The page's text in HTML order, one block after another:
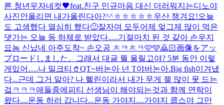
른 청년 우자네컷🖤feat.친구 민규마음 대신 더러워지는디노야
사진안올리면 내가올린다아?^^ㅎㅎㅎㅎㅎ우산 챙겨요!오늘
도 고생했다 열심히 했다🙂잘자여 모두어제 엊그제 많이 먹은
댓가는 오늘 등 하체로 받았다.....기절마치 된 것 같아 손우지
요놈 신났네 아주도착~ 손오공 ㅊㅋㅊㅋ🩷🩵🙇🏻画像をアッ
プロードしました。
그래서 대글 뭘 올릴고야? 5분 동안 이렇
게있어….나 밀크티🥤 QT~버논아 넌 T야버논아.Big fish이겨냈
다...근데 그거 알아? 나 헬린이라서 내가 무게 젤 많이 못 드는
겈ㅋㅋㅋ애들중에 피티 선생님이 해야되는것과 함께 연락이
왔다....운동 하러 갑니다...운동 가야지....가야지 쿱스야 그만